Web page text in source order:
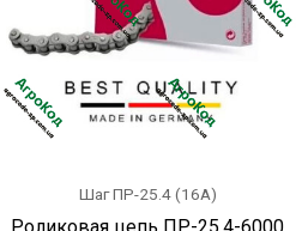
Шаг ПР-25.4 (16A)